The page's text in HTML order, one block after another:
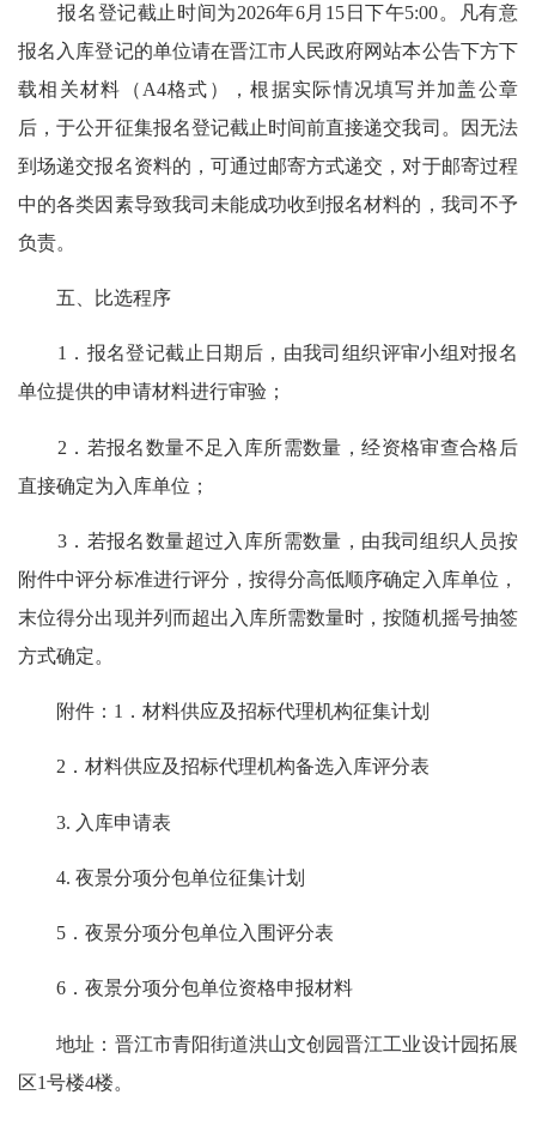
报名登记截止时间为2026年6月15日下午5:00。凡有意
报名入库登记的单位请在晋江市人民政府网站本公告下方下
载相关材料（A4格式），根据实际情况填写并加盖公章
后，于公开征集报名登记截止时间前直接递交我司。因无法
到场递交报名资料的，可通过邮寄方式递交，对于邮寄过程
中的各类因素导致我司未能成功收到报名材料的，我司不予
负责。
五、比选程序
1．报名登记截止日期后，由我司组织评审小组对报名
单位提供的申请材料进行审验；
2．若报名数量不足入库所需数量，经资格审查合格后
直接确定为入库单位；
3．若报名数量超过入库所需数量，由我司组织人员按
附件中评分标准进行评分，按得分高低顺序确定入库单位，
末位得分出现并列而超出入库所需数量时，按随机摇号抽签
方式确定。
附件：1．材料供应及招标代理机构征集计划
2．材料供应及招标代理机构备选入库评分表
3. 入库申请表
4. 夜景分项分包单位征集计划
5．夜景分项分包单位入围评分表
6．夜景分项分包单位资格申报材料
地址：晋江市青阳街道洪山文创园晋江工业设计园拓展
区1号楼4楼。